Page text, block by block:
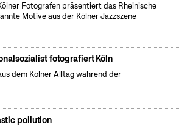
Fotografen präsentiert das Rheinische
Motive aus der Kölner Jazzszene
fotografiert Köln
dem Kölner Alltag während der
pollution